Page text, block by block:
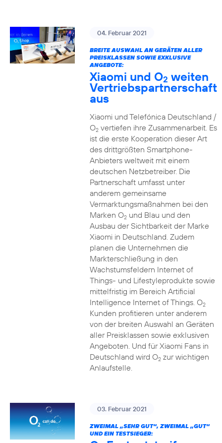
04. Februar 2021
BREITE AUSWAHL AN GERÄTEN ALLER
PREISKLASSEN SOWIE EXKLUSIVE
ANGEBOTE:
Xiaomi und O2 weiten
Vertriebspartnerschaft
aus
Xiaomi und Telefónica Deutschland /
O2vertiefen ihre Zusammenarbeit. Es
ist die erste Kooperation dieser Art
des drittgrößten Smartphone-
Anbieters weltweit mit einem
deutschen Netzbetreiber. Die
Partnerschaft umfasst unter
anderem gemeinsame
Vermarktungsmaßnahmen bei den
Marken O2und Blau und den
Ausbau der Sichtbarkeit der Marke
Xiaomi in Deutschland. Zudem
planen die Unternehmen die
Markterschließung in den
Wachstumsfeldern Internet of
Things- und Lifestyleprodukte sowie
mittelfristig im Bereich Artificial
Intelligence Internet of Things. O2
Kunden profitieren unter anderem
von der breiten Auswahl an Geräten
aller Preisklassen sowie exklusiven
Angeboten. Und für Xiaomi Fans in
Deutschland wird O2zur wichtigen
Anlaufstelle.
03. Februar 2021
ZWEIMAL „SEHR GUT“, ZWEIMAL „GUT“
UND EIN TESTSIEGER: